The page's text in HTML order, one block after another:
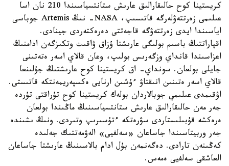
كريستينا كوح حالىقارالىق عارىش ستانتسياسىندا 210 نان اسا
عىلىمى زەرتتەۋلەرگە قاتىسىپ، NASA- نىڭ Artemis جوباسى
اياسىندا ايدى زەرتتەۋگە قاجەتتى دەرەكتەردى جينادى.
اقپاراتتىڭ باسىم بولىگى عارىشتا ۇزاق ۋاقىت وتكىزگەن ادامنىڭ
اعزاسىندا قانداي وزگەرىس بولىپ، وعان قالاي اسەر ەتەتىنى
جايلى بولعان. سونداي- اق كريستينا كوح عارىشتىڭ جۇلىنعا
قالاي اسەر ەتىنىن انىقتاۋ ءۇشىن ارنايى ەكسپەريمەنتكە قاتىستى.
اۋقىمدى عىلىمي جوبالاردان بولەك كريستينا كوح تۇراقتى تۇردە
جەر مەن حالىقارالىق عارىش ستانتسياسىنىڭ ماڭىندا بولعان
ەرەكشە قۇبىلىستاردى سۋرەتكە ءتۇسىرىپ وتىردى. ونىڭ ىشىندە
جەر وربيتاسىندا جاساعان «سەلفيى» الەۋمەتتىك جەلىدە
كەڭىنەن تارادى. دەگەنمەن بۇل ادام بالاسىنىڭ عارىشتا جاساعان
العاشقى سەلفيى ەمەس.